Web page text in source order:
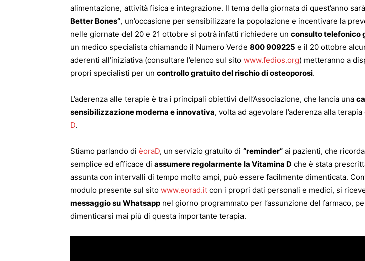
alimentazione, attività fisica e integrazione. Il tema della giornata di quest’anno sarà
Better Bones”, un’occasione per sensibilizzare la popolazione e incentivare la
nelle giornate del 20 e 21 ottobre si potrà infatti richiedere un consulto telefonico
un medico specialista chiamando il Numero Verde 800 909225 e il 20 ottobre
aderenti all’iniziativa (consultare l’elenco sul sito www.fedios.org) metteranno a
propri specialisti per un controllo gratuito del rischio di osteoporosi.
L’aderenza alle terapie è tra i principali obiettivi dell’Associazione, che lancia una
sensibilizzazione moderna e innovativa, volta ad agevolare l’aderenza alla terapia
D.
Stiamo parlando di èoraD, un servizio gratuito di “reminder” ai pazienti, che
semplice ed efficace di assumere regolarmente la Vitamina D che è stata
assunta con intervalli di tempo molto ampi, può essere facilmente dimenticata.
modulo presente sul sito www.eorad.it con i propri dati personali e medici, si
messaggio su Whatsapp nel giorno programmato per l’assunzione del farmaco,
dimenticarsi mai più di questa importante terapia.